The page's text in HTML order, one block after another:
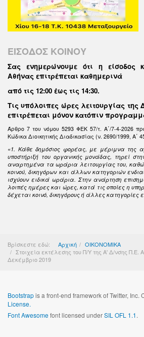
ΕΙΣΟΔΟΣ ΚΟΙΝΟΥ
Σας ενημερώνουμε ότι η είσοδος
Αθήνας επιτρέπεται καθημερινά
από τις 12:00 έως τις 14:30.
Τις υπόλοιπες ώρες λειτουργίας της
επιτρέπεται μόνον κατόπιν
Άρθρο 7 του νόμου 5293 ΦΕΚ 57/τ. Α΄/7-4-2026
Κώδικα Διοικητικής Διαδικασίας (ν. 2690/1999, Α΄
«1. Κάθε δημόσιος φορέας, με μέριμνα της
υποστήριξή του οργανικής μονάδας, τηρεί
αναρτημένα τα ωράρια λειτουργίας του,
κοινού, δικηγόρων και άλλων κατηγοριών
ισχύουν ειδικά ωράρια. Στην ανάρτηση
λοιπές ημέρες και ώρες, κατά τις οποίες η
δέχεται κοινό, δικηγόρους ή άλλες κατηγορίες
Βρίσκεστε εδώ: Αρχική
ΟΙΚΟΝΟΜΙΚΑ
Στοιχεία εκτέλεσης του Π/Υ της Α' Δ/νσης Π.Ε.
Δεκέμβριο 2019
Bootstrapis a front-end framework of Twitter, Inc.
License.
Font Awesomefont licensed underSIL OFL 1.1.